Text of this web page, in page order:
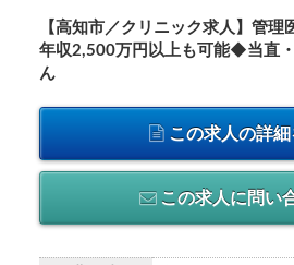
【高知市／クリニック求人】管
年収2,500万円以上も可能◆当直
ん
この求人の詳細
この求人に問い